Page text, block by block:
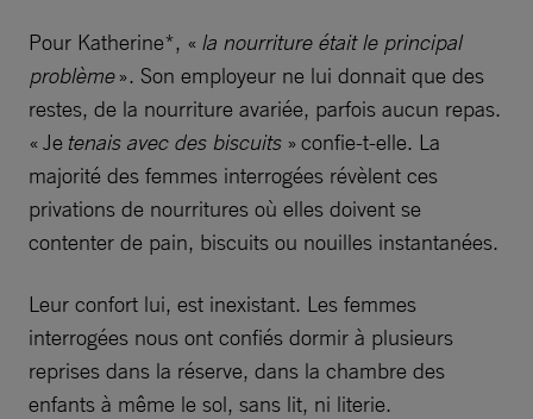
Pour Katherine*, « la nourriture était le principal
problème». Son employeur ne lui donnait que des
restes, de la nourriture avariée, parfois aucun repas.
« Je tenais avec des biscuits » confie-t-elle. La
majorité des femmes interrogées révèlent ces
privations de nourritures où elles doivent se
contenter de pain, biscuits ou nouilles instantanées.
Leur confort lui, est inexistant. Les femmes
interrogées nous ont confiés dormir à plusieurs
reprises dans la réserve, dans la chambre des
enfants à même le sol, sans lit, ni literie.